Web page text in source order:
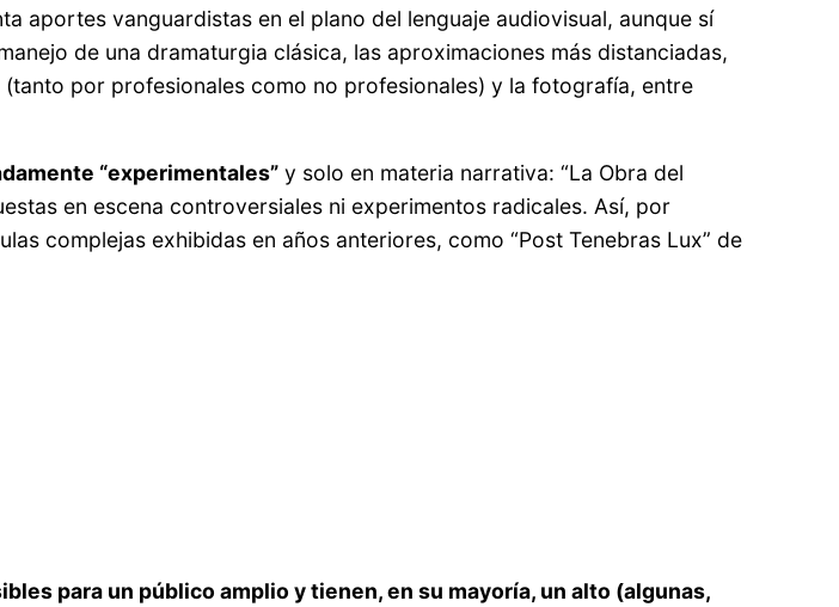
aportes vanguardistas en el plano del lenguaje audiovisual, aunque sí
de una dramaturgia clásica, las aproximaciones más distanciadas,
por profesionales como no profesionales) y la fotografía, entre
“experimentales” y solo en materia narrativa: “La Obra del
en escena controversiales ni experimentos radicales. Así, por
complejas exhibidas en años anteriores, como “Post Tenebras Lux” de
para un público amplio y tienen, en su mayoría, un alto (algunas,